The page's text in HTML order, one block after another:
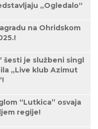
„Ogledalo“
na Ohridskom
šesti je službeni singl
„Live klub Azimut
“Lutkica” osvaja
regije!